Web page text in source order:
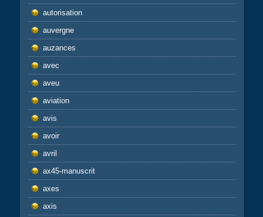
autorisation
auvergne
auzances
avec
aveu
aviation
avis
avoir
avril
ax45-manuscrit
axes
axis